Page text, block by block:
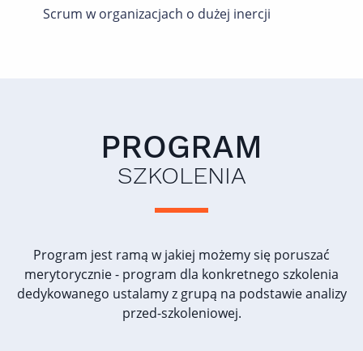
Scrum w organizacjach o dużej inercji
PROGRAM
SZKOLENIA
Program jest ramą w jakiej możemy się poruszać
merytorycznie - program dla konkretnego szkolenia
dedykowanego ustalamy z grupą na podstawie analizy
przed-szkoleniowej.